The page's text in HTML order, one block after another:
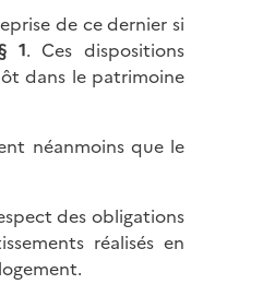
de ce dernier si
1. Ces dispositions
dans le patrimoine
néanmoins que le
des obligations
réalisés en